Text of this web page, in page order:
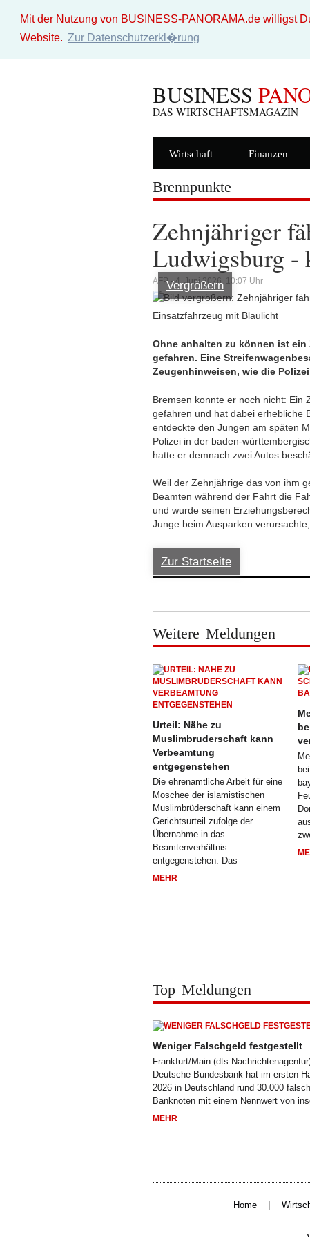
Mit der Nutzung von BUSINESS-PANORAMA.de willigst
Website. Zur Datenschutzerkl�rung
BUSINESS
DAS WIRTSCHAFTSMAGAZIN
Wirtschaft Finanzen
Brennpunkte
Zehnjähriger
Ludwigsburg -
AFP - 4. Juni 2026, 10:07 Uhr
Vergrößern
Einsatzfahrzeug mit Blaulicht
Ohne anhalten zu können ist
gefahren. Eine
Zeugenhinweisen, wie die
Bremsen konnte er noch nicht: Ein
gefahren und hat dabei erhebliche
entdeckte den Jungen am späten
Polizei in der baden-
hatte er demnach zwei Autos
Weil der Zehnjährige das von ihm
Beamten während der Fahrt die
und wurde seinen
Junge beim Ausparken
Zur Startseite
Weitere Meldungen
Urteil: Nähe zu
Muslimbruderschaft kann
Verbeamtung
entgegenstehen
Die ehrenamtliche Arbeit für eine
Moschee der islamistischen
Muslimbrüderschaft kann einem
Gerichtsurteil zufolge der
Übernahme in das
Beamtenverhältnis
entgegenstehen. Das
MEHR
Top Meldungen
Weniger Falschgeld festgestellt
Frankfurt/Main (dts
Deutsche Bundesbank hat im ersten
2026 in Deutschland rund 30.000
Banknoten mit einem Nennwert von
MEHR
Home |